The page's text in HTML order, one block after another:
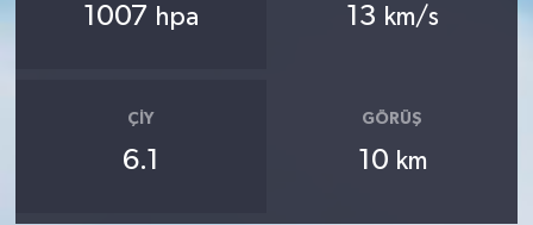
1007 hpa 13 km/s
ÇIY
6.1
GÖRÜŞ
10 km